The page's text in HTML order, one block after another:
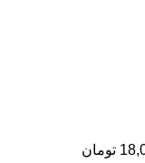
تومان